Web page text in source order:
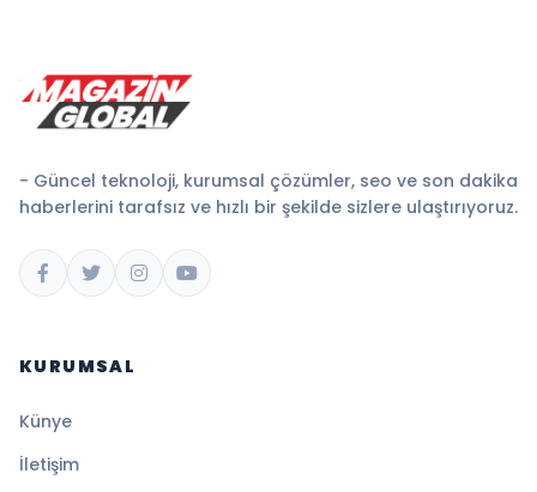
- Güncel teknoloji, kurumsal çözümler, seo ve son dakika
haberlerini tarafsız ve hızlı bir şekilde sizlere ulaştırıyoruz.
KURUMSAL
Künye
İletişim